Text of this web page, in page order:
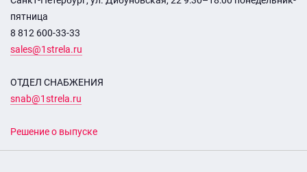
пятница
8 812 600-33-33
sales@1strela.ru
ОТДЕЛ СНАБЖЕНИЯ
snab@1strela.ru
Решение о выпуске